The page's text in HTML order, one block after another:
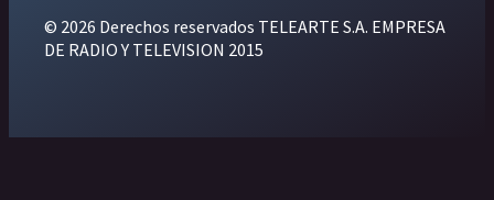
© 2026 Derechos reservados TELEARTE S.A. EMPRESA
DE RADIO Y TELEVISION 2015